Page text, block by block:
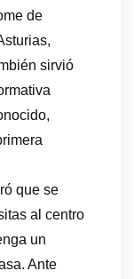
de
sirvió
que se
al centro
un
Ante